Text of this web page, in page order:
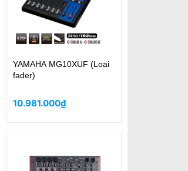
YAMAHA MG10XUF (Loại
fader)
10.981.000₫